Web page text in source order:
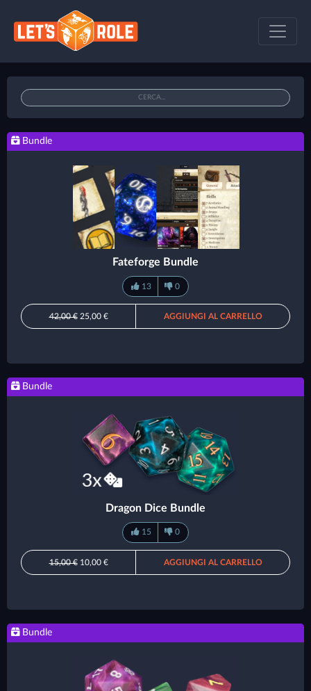
Bundle
Fateforge Bundle
13 0
42,00 €25,00 € AGGIUNGI AL CARRELLO
Bundle
Dragon Dice Bundle
15 0
15,00 €10,00 € AGGIUNGI AL CARRELLO
Bundle